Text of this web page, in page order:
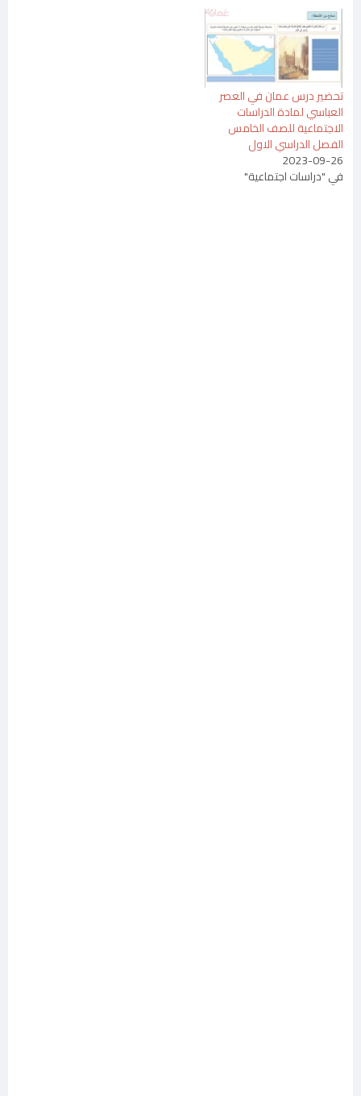
تحضير درس عمان في العصر
العباسي لمادة الدراسات
الاجتماعية للصف الخامس
الفصل الدراسي الاول
2023-09-26
في "دراسات اجتماعية"